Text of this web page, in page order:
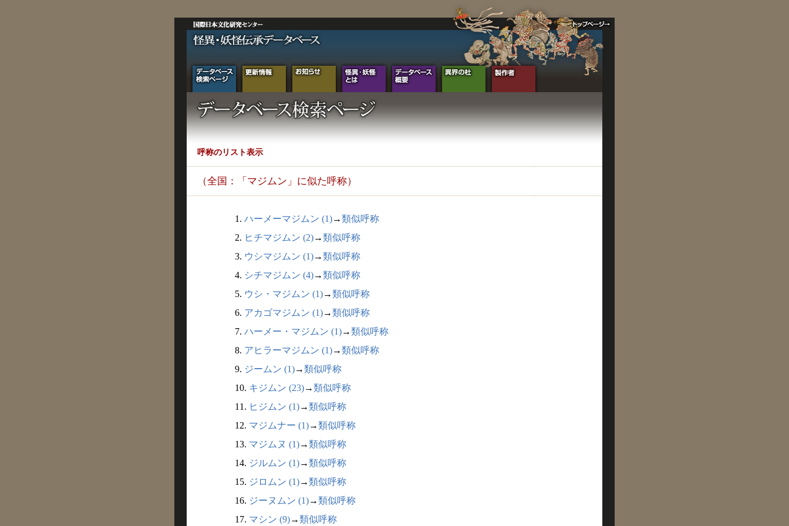
呼称のリスト表示
（全国：「マジムン」に似た呼称）
1. ハーメーマジムン (1)→類似呼称
2. ヒチマジムン (2)→類似呼称
3. ウシマジムン (1)→類似呼称
4. シチマジムン (4)→類似呼称
5. ウシ・マジムン (1)→類似呼称
6. アカゴマジムン (1)→類似呼称
7. ハーメー・マジムン (1)→類似呼称
8. アヒラーマジムン (1)→類似呼称
9. ジームン (1)→類似呼称
10. キジムン (23)→類似呼称
11. ヒジムン (1)→類似呼称
12. マジムナー (1)→類似呼称
13. マジムヌ (1)→類似呼称
14. ジルムン (1)→類似呼称
15. ジロムン (1)→類似呼称
16. ジーヌムン (1)→類似呼称
17. マシン (9)→類似呼称